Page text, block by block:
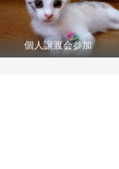
個人譲渡会参加